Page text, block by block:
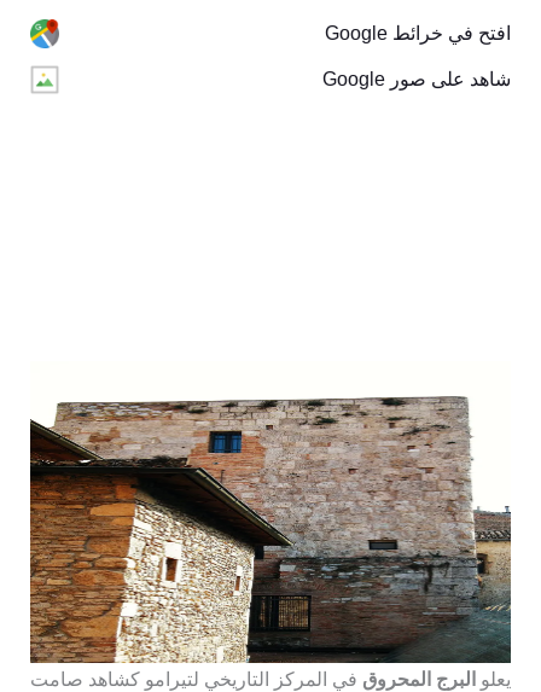
افتح في خرائط Google
شاهد على صور Google
يعلو البرج المحروق في المركز التاريخي لتيرامو كشاهد صامت